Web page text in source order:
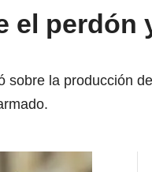
el perdón
la producción